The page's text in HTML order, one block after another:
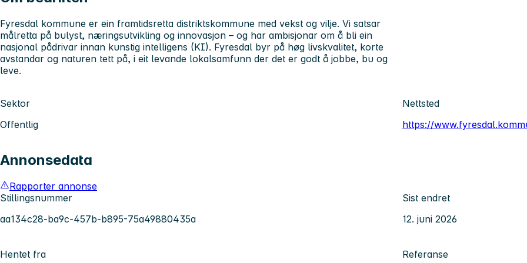
Fyresdal kommune er ein framtidsretta distriktskommune med vekst og vilje. Vi satsar
målretta på bulyst, næringsutvikling og innovasjon – og har ambisjonar om å bli ein
nasjonal pådrivar innan kunstig intelligens (KI). Fyresdal byr på høg livskvalitet, korte
avstandar og naturen tett på, i eit levande lokalsamfunn der det er godt å jobbe, bu og
leve.
Sektor
Offentlig
Nettsted
https://
Annonsedata
Rapporter annonse
Stillingsnummer
aa134c28-ba9c-457b-b895-75a49880435a
Sist endret
12. juni 2026
Hentet fra
Referanse